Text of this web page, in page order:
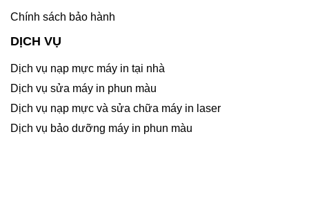
Chính sách bảo hành
DỊCH VỤ
Dịch vụ nạp mực máy in tại nhà
Dịch vụ sửa máy in phun màu
Dịch vụ nạp mực và sửa chữa máy in laser
Dịch vụ bảo dưỡng máy in phun màu